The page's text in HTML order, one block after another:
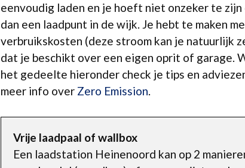
eenvoudig laden en je hoeft niet onzeker te
dan een laadpunt in de wijk. Je hebt te maken
verbruikskosten (deze stroom kan je natuurlijk
dat je beschikt over een eigen oprit of garage.
het gedeelte hieronder check je tips en
meer info over Zero Emission.
Vrije laadpaal of wallbox
Een laadstation Heinenoord kan op 2